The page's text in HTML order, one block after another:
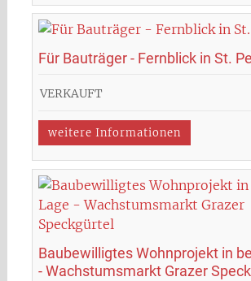
Für Bauträger - Fernblick in St.
VERKAUFT
weitere Informationen
Baubewilligtes Wohnprojekt in
- Wachstumsmarkt Grazer